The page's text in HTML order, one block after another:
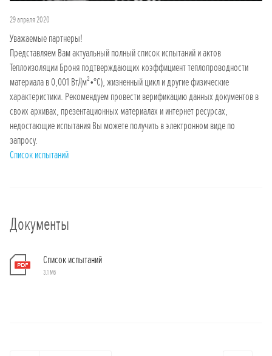
29 апреля 2020
Уважаемые партнеры!
Представляем Вам актуальный полный список испытаний и актов
Теплоизоляции Броня подтверждающих коэффициент теплопроводности
материала в 0,001 Вт/(м²•°С), жизненный цикл и другие физические
характеристики. Рекомендуем провести верификацию данных документов в
своих архивах, презентационных материалах и интернет ресурсах,
недостающие испытания Вы можете получить в электронном виде по
запросу.
Список испытаний
Документы
Список испытаний
3.1 Мб